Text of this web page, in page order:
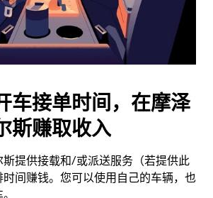
车接单时间，在摩泽
斯赚取收入
提供接载和/或派送服务（若提供此
间赚钱。您可以使用自己的车辆，也